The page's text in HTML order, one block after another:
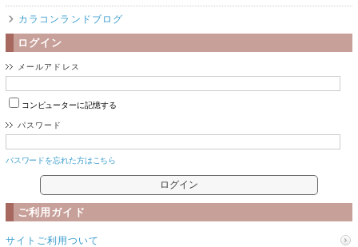
カラコンランドブログ
ログイン
メールアドレス
コンピューターに記憶する
パスワード
パスワードを忘れた方はこちら
ご利用ガイド
サイトご利用ついて